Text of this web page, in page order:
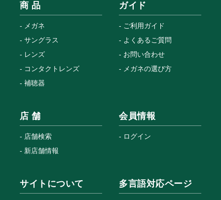
商 品
メガネ
サングラス
レンズ
コンタクトレンズ
補聴器
ガイド
ご利用ガイド
よくあるご質問
お問い合わせ
メガネの選び方
店 舗
店舗検索
新店舗情報
会員情報
ログイン
サイトについて 多言語対応ページ